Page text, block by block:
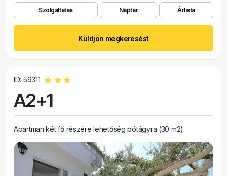
Szolgáltatás Naptár Árlista
Küldjön megkeresést
ID: 59311
A2+1
Apartman két fő részére lehetőség pótágyra (30 m2)